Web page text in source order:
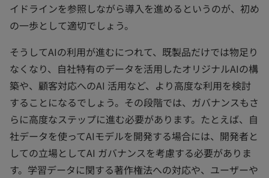
イドラインを参照しながら導入を進めるというのが、初め
の一歩として適切でしょう。
そうしてAIの利用が進むにつれて、既製品だけでは物足り
なくなり、自社特有のデータを活用したオリジナルAIの構
築や、顧客対応へのAI 活用など、より高度な利用を検討
することになるでしょう。その段階では、ガバナンスもさ
らに高度なステップに進む必要があります。たとえば、自
社データを使ってAIモデルを開発する場合には、開発者と
しての立場としてAI ガバナンスを考慮する必要がありま
す。学習データに関する著作権法への対応や、ユーザーや